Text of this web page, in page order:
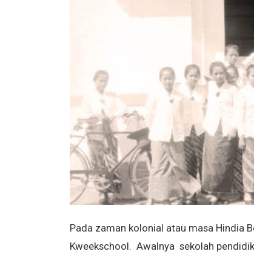
Pada zaman kolonial atau masa Hindia
Kweekschool. Awalnya sekolah